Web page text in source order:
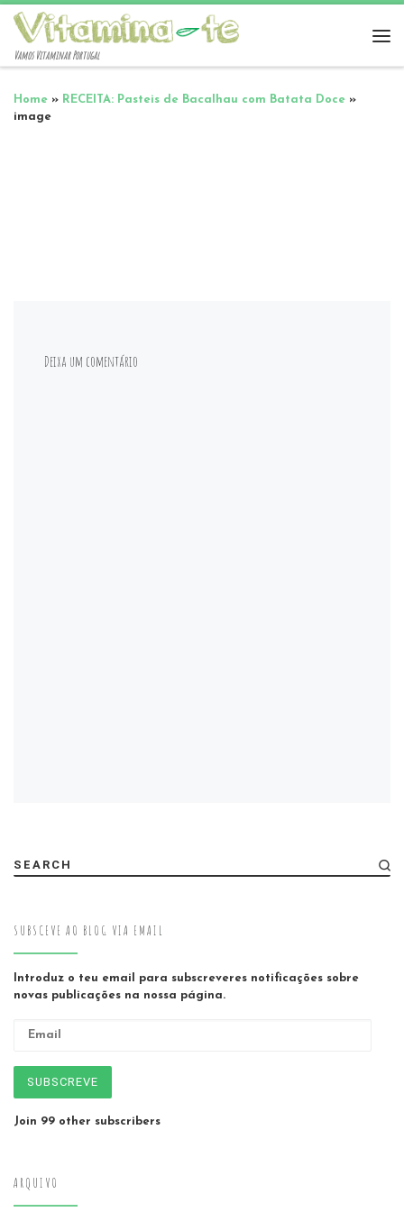
Vamos Vitaminar Portugal
Home » RECEITA: Pasteis de Bacalhau com Batata Doce »
image
Deixa um comentário
SEARCH
SUBSCEVE AO BLOG VIA EMAIL
Introduz o teu email para subscreveres notificações sobre
novas publicações na nossa página.
SUBSCREVE
Join 99 other subscribers
ARQUIVO